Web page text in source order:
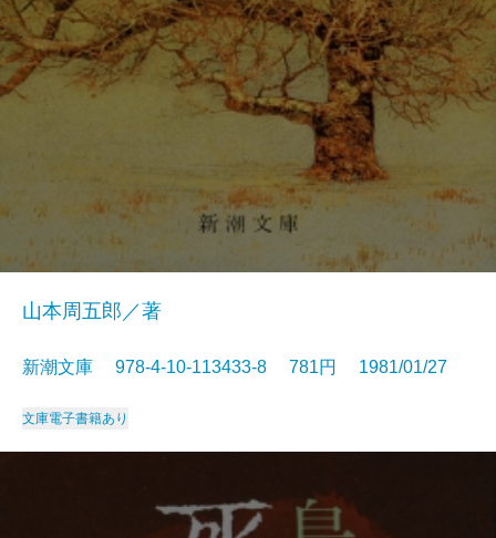
山本周五郎／著
新潮文庫 978-4-10-113433-8 781円 1981/01/27
文庫電子書籍あり